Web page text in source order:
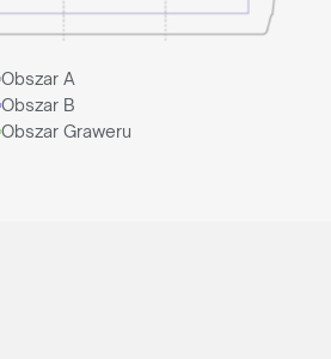
Obszar A
Obszar B
Obszar Graweru